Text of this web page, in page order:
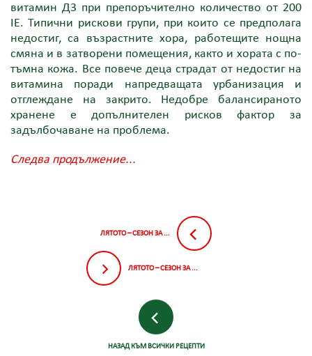
витамин Д3 при препоръчително количество от 200
IE. Типични рискови групи, при които се предполага
недостиг, са възрастните хора, работещите нощна
смяна и в затворени помещения, както и хората с по-
тъмна кожа. Все повече деца страдат от недостиг на
витамина поради напредващата урбанизация и
отглеждане на закрито. Недобре балансираното
хранене е допълнителен рисков фактор за
задълбочаване на проблема.
Следва продължение...
ЛЯТОТО – СЕЗОН ЗА ...
ЛЯТОТО – СЕЗОН ЗА ...
НАЗАД КЪМ ВСИЧКИ РЕЦЕПТИ